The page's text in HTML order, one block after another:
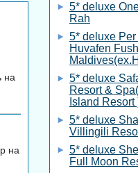
на
на
5* deluxe
Rah
5* deluxe
Huvafen
5* deluxe
Resort &
Island Resort
5* deluxe
Villingili
5* deluxe
Full Moon